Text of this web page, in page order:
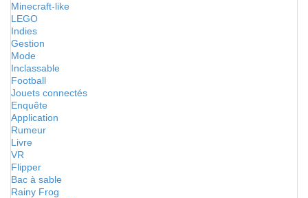
Minecraft-like
LEGO
Indies
Gestion
Mode
Inclassable
Football
Jouets connectés
Enquête
Application
Rumeur
Livre
VR
Flipper
Bac à sable
Rainy Frog